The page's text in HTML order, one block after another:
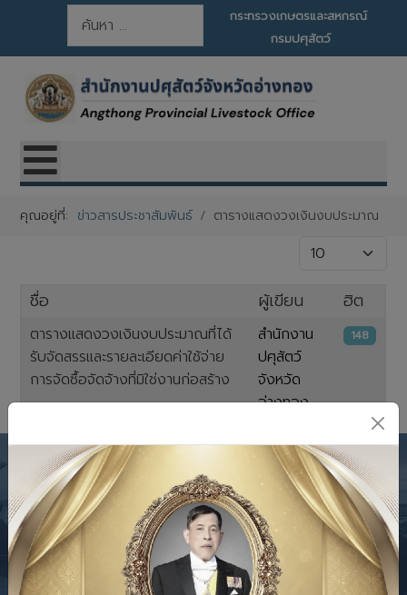
การค้นหา
กระทรวงเกษตรและสหกรณ์
กรมปศุสัตว์
คุณอยู่ที่: ข่าวสารประชาสัมพันธ์
ตารางแสดงวงเงินงบประมาณ
แสดง #
ชื่อ ผู้เขียน ฮิต
ตารางแสดงวงเงินงบประมาณที่ได้
รับจัดสรรและรายละเอียดค่าใช้จ่าย
การจัดซื้อจัดจ้างที่มิใช่งานก่อสร้าง
สำนักงาน
ปศุสัตว์
จังหวัด
อ่างทอง
148